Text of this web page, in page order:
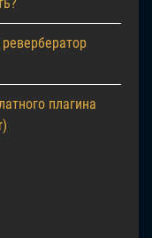
плагина